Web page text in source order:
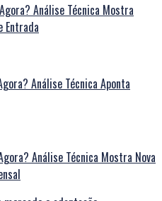
Análise Técnica Mostra
Entrada
Análise Técnica Aponta
Análise Técnica Mostra Nova